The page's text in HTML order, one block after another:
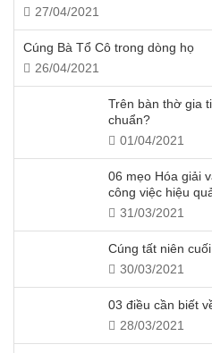
27/04/2021
Cúng Bà Tổ Cô trong dòng họ
26/04/2021
Trên bàn thờ gia
chuẩn?
01/04/2021
06 mẹo Hóa giải
công việc hiệu
31/03/2021
Cúng tất niên
30/03/2021
03 điều cần biết
28/03/2021